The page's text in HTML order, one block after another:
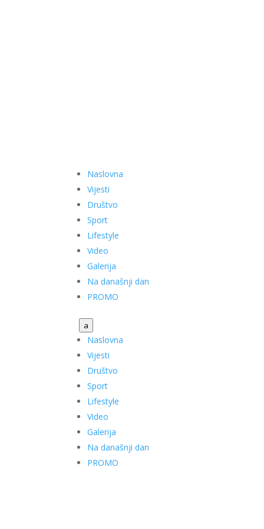
Naslovna
Vijesti
Društvo
Sport
Lifestyle
Video
Galerija
Na današnji dan
PROMO
a
Naslovna
Vijesti
Društvo
Sport
Lifestyle
Video
Galerija
Na današnji dan
PROMO